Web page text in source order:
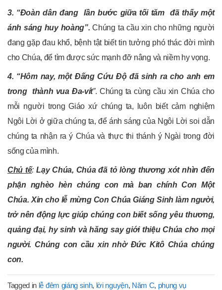
3. “Đoàn dân đang lần bước giữa tối tăm đã thấy một
ánh sáng huy hoàng”. Chúng ta cầu xin cho những người
đang gặp đau khổ, bệnh tật biết tin tưởng phó thác đời mình
cho Chúa, để tìm được sức mạnh đỡ nâng và niềm hy vọng.
4. “Hôm nay, một Đấng Cứu Độ đã sinh ra cho anh em
trong thành vua Đa-vít”. Chúng ta cùng cầu xin Chúa cho
mỗi người trong Giáo xứ chúng ta, luôn biết cảm nghiệm
Ngôi Lời ở giữa chúng ta, để ánh sáng của Ngôi Lời soi dẫn
chúng ta nhận ra ý Chúa và thực thi thánh ý Ngài trong đời
sống của mình.
Chủ tế: Lạy Chúa, Chúa đã tỏ lòng thương xót nhìn đến
phận nghèo hèn chúng con mà ban chính Con Một
Chúa. Xin cho lễ mừng Con Chúa Giáng Sinh làm người,
trở nên động lực giúp chúng con biết sống yêu thương,
quảng đại, hy sinh và hăng say giới thiệu Chúa cho mọi
người. Chúng con cầu xin nhờ Đức Kitô Chúa chúng
con.
Tagged in lễ đêm giáng sinh, lời nguyện, Năm C, phụng vụ